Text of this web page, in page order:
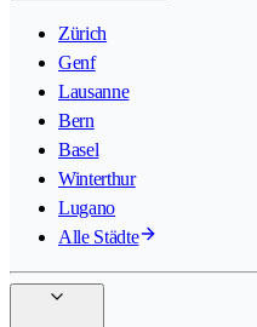
Zürich
Genf
Lausanne
Bern
Basel
Winterthur
Lugano
Alle Städte